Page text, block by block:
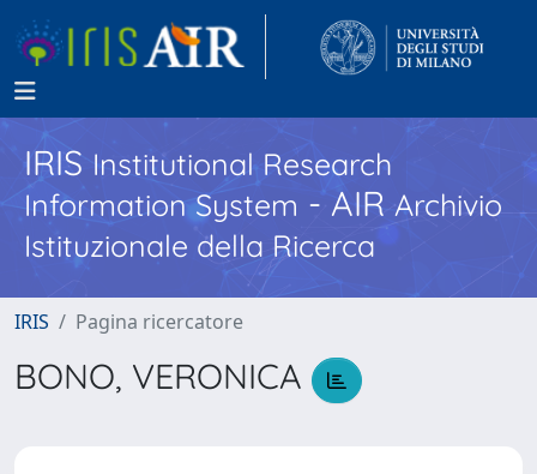
IRISInstitutional Research
Information System - AIR Archivio
Istituzionale della Ricerca
IRIS Pagina ricercatore
BONO, VERONICA